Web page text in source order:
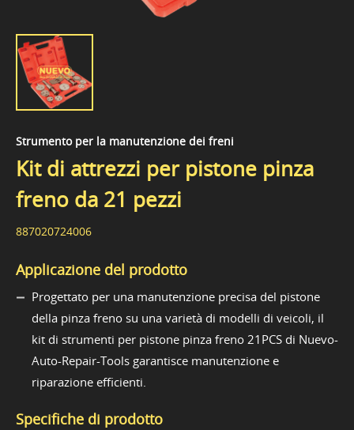
Strumento per la manutenzione dei freni
Kit di attrezzi per pistone pinza
freno da 21 pezzi
887020724006
Applicazione del prodotto
Progettato per una manutenzione precisa del pistone
della pinza freno su una varietà di modelli di veicoli, il
kit di strumenti per pistone pinza freno 21PCS di Nuevo-
Auto-Repair-Tools garantisce manutenzione e
riparazione efficienti.
Specifiche di prodotto